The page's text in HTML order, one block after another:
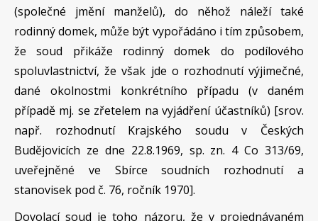
(společné jmění manželů), do něhož náleží také
rodinný domek, může být vypořádáno i tím způsobem,
že soud přikáže rodinný domek do podílového
spoluvlastnictví, že však jde o rozhodnutí výjimečné,
dané okolnostmi konkrétního případu (v daném
případě mj. se zřetelem na vyjádření účastníků) [srov.
např. rozhodnutí Krajského soudu v Českých
Budějovicích ze dne 22.8.1969, sp. zn. 4 Co 313/69,
uveřejněné ve Sbírce soudních rozhodnutí a
stanovisek pod č. 76, ročník 1970].
Dovolací soud je toho názoru, že v projednávaném